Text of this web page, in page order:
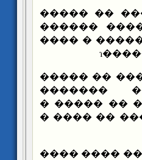
���� ���
����� ����
��� �� ��
��� ���
��� ���
��� ����